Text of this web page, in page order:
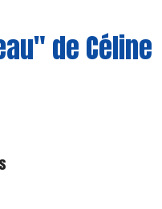
de Céline